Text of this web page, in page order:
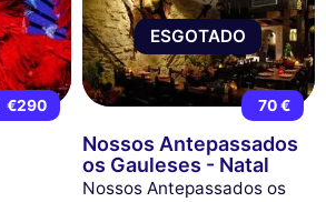
€290
ESGOTADO
70 €
Nossos Antepassados
os Gauleses - Natal
Nossos Antepassados os